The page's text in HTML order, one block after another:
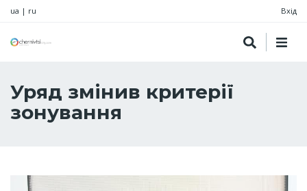
ua | ru Вхід
Уряд змінив критерії
зонування